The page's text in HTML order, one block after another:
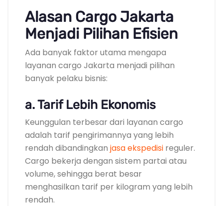
Alasan Cargo Jakarta
Menjadi Pilihan Efisien
Ada banyak faktor utama mengapa
layanan cargo Jakarta menjadi pilihan
banyak pelaku bisnis:
a. Tarif Lebih Ekonomis
Keunggulan terbesar dari layanan cargo
adalah tarif pengirimannya yang lebih
rendah dibandingkan jasa ekspedisi reguler.
Cargo bekerja dengan sistem partai atau
volume, sehingga berat besar
menghasilkan tarif per kilogram yang lebih
rendah.